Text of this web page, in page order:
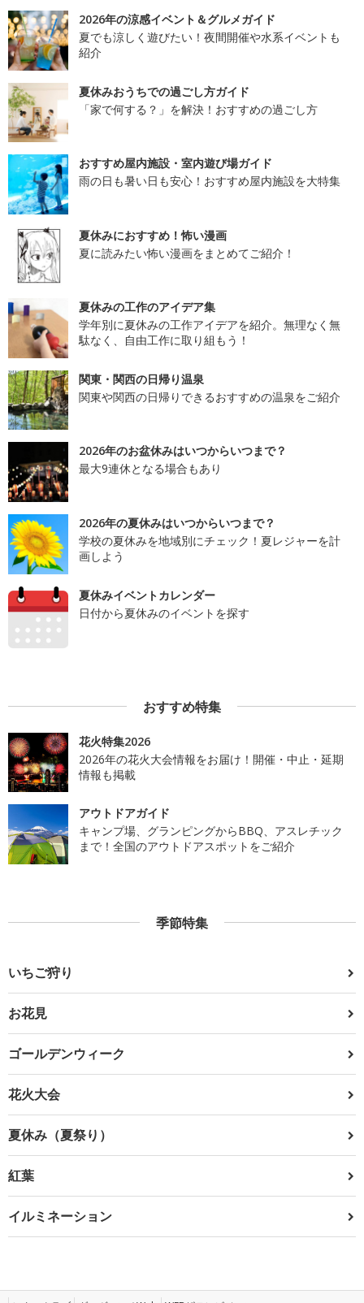
2026年の涼感イベント＆グルメガイド
夏でも涼しく遊びたい！夜間開催や水系イベントも
紹介
夏休みおうちでの過ごし方ガイド
「家で何する？」を解決！おすすめの過ごし方
おすすめ屋内施設・室内遊び場ガイド
雨の日も暑い日も安心！おすすめ屋内施設を大特集
夏休みにおすすめ！怖い漫画
夏に読みたい怖い漫画をまとめてご紹介！
夏休みの工作のアイデア集
学年別に夏休みの工作アイデアを紹介。無理なく無
駄なく、自由工作に取り組もう！
関東・関西の日帰り温泉
関東や関西の日帰りできるおすすめの温泉をご紹介
2026年のお盆休みはいつからいつまで？
最大9連休となる場合もあり
2026年の夏休みはいつからいつまで？
学校の夏休みを地域別にチェック！夏レジャーを計
画しよう
夏休みイベントカレンダー
日付から夏休みのイベントを探す
おすすめ特集
花火特集2026
2026年の花火大会情報をお届け！開催・中止・延期
情報も掲載
アウトドアガイド
キャンプ場、グランピングからBBQ、アスレチック
まで！全国のアウトドアスポットをご紹介
季節特集
いちご狩り
お花見
ゴールデンウィーク
花火大会
夏休み（夏祭り）
紅葉
イルミネーション